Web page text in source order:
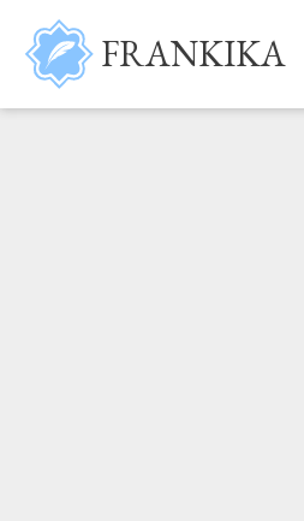
Skip to main content
FRANKIKA